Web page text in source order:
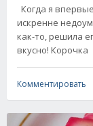
Когда я
искренне
как-то, решила
вкусно! Корочка
Комментировать